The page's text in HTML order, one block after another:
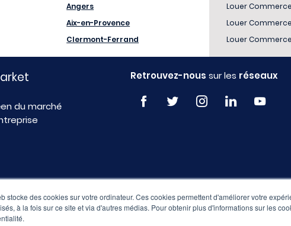
stocke des cookies sur votre ordinateur. Ces cookies permettent d'améliorer votre
à la fois sur ce site et via d'autres médias. Pour obtenir plus d'informations sur les
Angers
Aix-en-Provence
Clermont-Ferrand
Louer
Louer
Louer
du marché
Retrouvez-nous sur les réseaux